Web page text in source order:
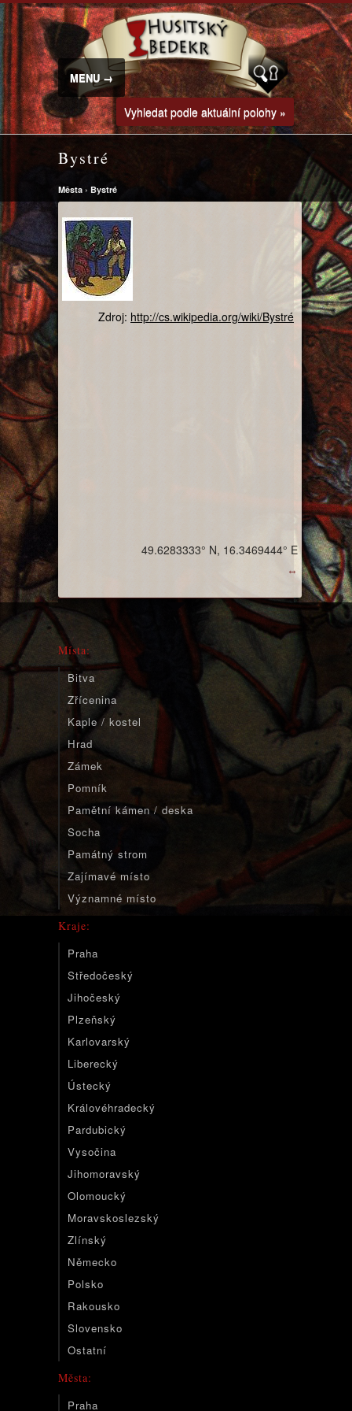
MENU →
Vyhledat podle aktuální polohy »
Bystré
Města › Bystré
Zdroj: http://cs.wikipedia.org/wiki/Bystré
↔
49.6283333° N, 16.3469444° E
Místa:
Bitva
Zřícenina
Kaple / kostel
Hrad
Zámek
Pomník
Pamětní kámen / deska
Socha
Památný strom
Zajímavé místo
Významné místo
Kraje:
Praha
Středočeský
Jihočeský
Plzeňský
Karlovarský
Liberecký
Ústecký
Královéhradecký
Pardubický
Vysočina
Jihomoravský
Olomoucký
Moravskoslezský
Zlínský
Německo
Polsko
Rakousko
Slovensko
Ostatní
Města:
Praha